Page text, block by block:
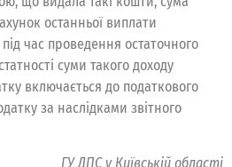
останньої виплати
час проведення остаточного
суми такого доходу
включається до податкового
за наслідками звітного
ГУ ДПС у Київській області